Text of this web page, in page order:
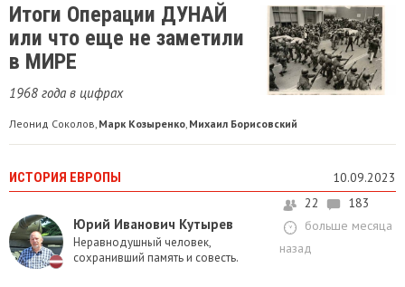
Итоги Операции ДУНАЙ
или что еще не заметили
в МИРЕ
1968 года в цифрах
Леонид Соколов, Марк Козыренко, Михаил Борисовский
ИСТОРИЯ ЕВРОПЫ 10.09.2023
Юрий Иванович Кутырев
Неравнодушный человек,
сохранивший память и совесть.
22
183
больше месяца
назад